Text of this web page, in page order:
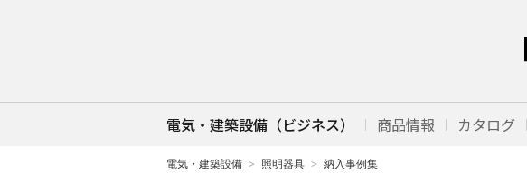
電気・建築設備（ビジネス） 商品情報 カタログ
電気・建築設備 照明器具 納入事例集